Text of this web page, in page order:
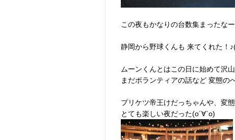
この夜もかなりの台数集まったな
静岡から野球くんも 来てくれた！
ムーンくんとはこの日に始めて沢
まだボランティアの話など 変態の
プリケツ帝王けだっちゃんや、変
とても楽しい夜だった(о´∀`о)